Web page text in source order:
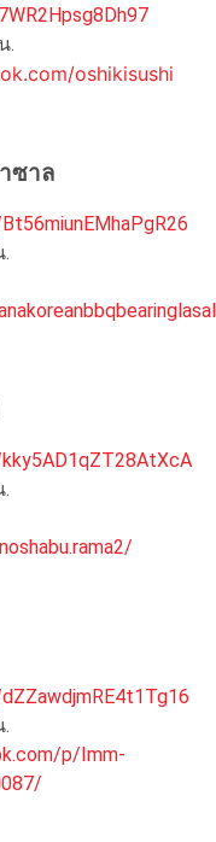
.
oshikisushi
ซาล
p/Imm-